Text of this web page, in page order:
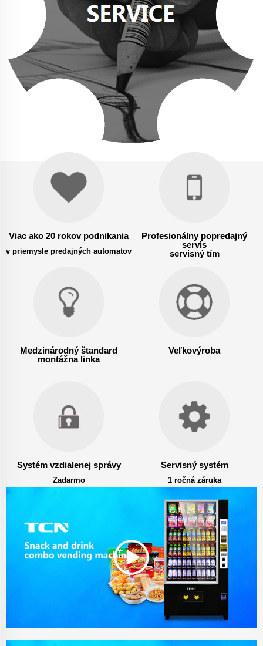
Viac ako 20 rokov podnikania
v priemysle predajných automatov
Profesionálny popredajný
servis
servisný tím
Medzinárodný štandard
montážna linka
Veľkovýroba
Systém vzdialenej správy
Zadarmo
Servisný systém
1 ročná záruka